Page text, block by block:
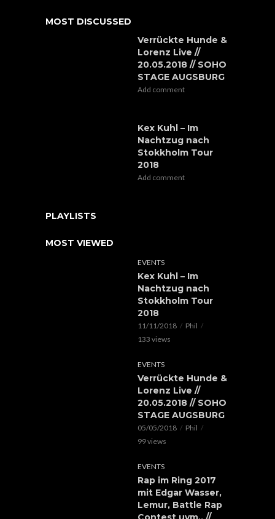
MOST DISCUSSED
Verrückte Hunde &
Lorenz Live //
20.05.2018 // SOHO
STAGE AUGSBURG
Add comment
Kex Kuhl – Im
Nachtzug nach
Stokkholm Tour
2018
Add comment
PLAYLISTS
MOST VIEWED
EVENTS
Kex Kuhl – Im
Nachtzug nach
Stokkholm Tour
2018
11/11/2018
Phil
133 views
EVENTS
Verrückte Hunde &
Lorenz Live //
20.05.2018 // SOHO
STAGE AUGSBURG
05/05/2018
Phil
99 views
EVENTS
Rap im Ring 2017
mit Edgar Wasser,
Lemur, Battle Rap